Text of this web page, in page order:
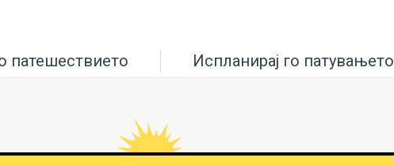
патешествието Испланирај го патувањето